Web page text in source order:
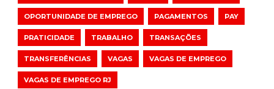
OPORTUNIDADE DE EMPREGO PAGAMENTOS PAY
PRATICIDADE TRABALHO TRANSAÇÕES
TRANSFERÊNCIAS VAGAS VAGAS DE EMPREGO
VAGAS DE EMPREGO RJ